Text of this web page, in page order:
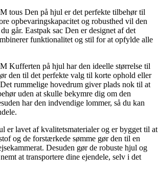
tous Den på hjul er det perfekte tilbehør til
opbevaringskapacitet og robusthed vil den
går. Eastpak sac Den er designet af det
funktionalitet og stil for at opfylde alle
Kufferten på hjul har den ideelle størrelse til
den til det perfekte valg til korte ophold eller
rummelige hovedrum giver plads nok til at
uden at skulle bekymre dig om den
har den indvendige lommer, så du kan
er lavet af kvalitetsmaterialer og er bygget til at
og de forstærkede sømme gør den til en
Desuden gør de robuste hjul og
at transportere dine ejendele, selv i det